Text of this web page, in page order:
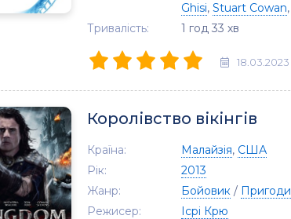
Ghisi, Stuart Cowan,
Тривалість:
1 год 33 хв
18.03.2023
Королівство вікінгів
Країна: Малайзія, США
Рік:
2013
Жанр:
Бойовик / Пригоди
Режисер:
Ісрі Крю